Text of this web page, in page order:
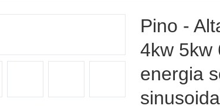
Pino -
4kw 5kw
energia